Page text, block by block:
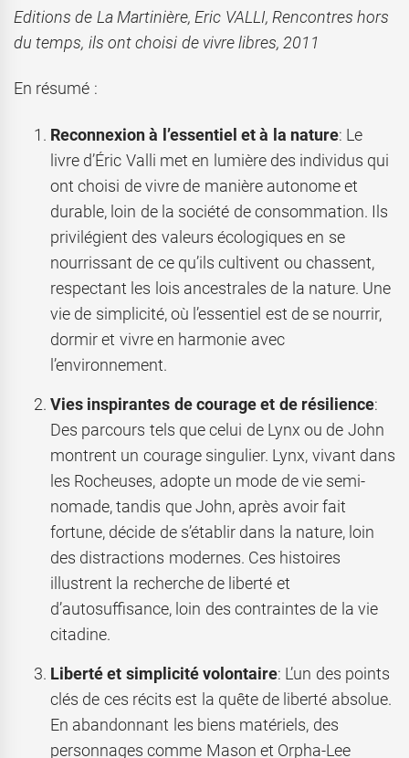
Editions de La Martinière, Eric VALLI, Rencontres hors
du temps, ils ont choisi de vivre libres, 2011
En résumé :
Reconnexion à l’essentiel et à la nature: Le
livre d’Éric Valli met en lumière des individus qui
ont choisi de vivre de manière autonome et
durable, loin de la société de consommation. Ils
privilégient des valeurs écologiques en se
nourrissant de ce qu’ils cultivent ou chassent,
respectant les lois ancestrales de la nature. Une
vie de simplicité, où l’essentiel est de se nourrir,
dormir et vivre en harmonie avec
l’environnement.
Vies inspirantes de courage et de résilience:
Des parcours tels que celui de Lynx ou de John
montrent un courage singulier. Lynx, vivant dans
les Rocheuses, adopte un mode de vie semi-
nomade, tandis que John, après avoir fait
fortune, décide de s’établir dans la nature, loin
des distractions modernes. Ces histoires
illustrent la recherche de liberté et
d’autosuffisance, loin des contraintes de la vie
citadine.
Liberté et simplicité volontaire: L’un des points
clés de ces récits est la quête de liberté absolue.
En abandonnant les biens matériels, des
personnages comme Mason et Orpha-Lee